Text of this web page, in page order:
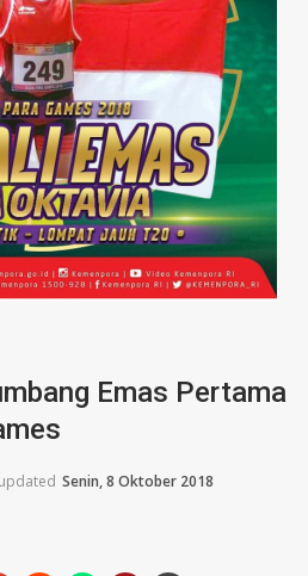
Emas Pertama
Senin, 8 Oktober 2018